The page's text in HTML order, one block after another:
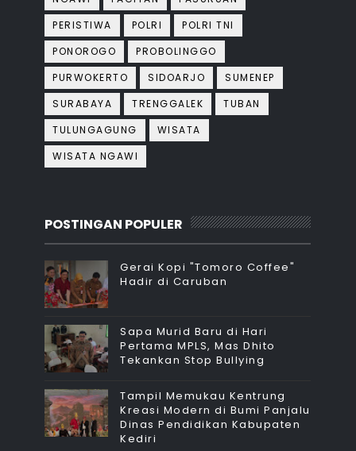
PERISTIWA
POLRI
POLRI TNI
PONOROGO
PROBOLINGGO
PURWOKERTO
SIDOARJO
SUMENEP
SURABAYA
TRENGGALEK
TUBAN
TULUNGAGUNG
WISATA
WISATA NGAWI
POSTINGAN POPULER
Gerai Kopi "Tomoro Coffee"
Hadir di Caruban
Sapa Murid Baru di Hari
Pertama MPLS, Mas Dhito
Tekankan Stop Bullying
Tampil Memukau Kentrung
Kreasi Modern di Bumi Panjalu
Dinas Pendidikan Kabupaten
Kediri